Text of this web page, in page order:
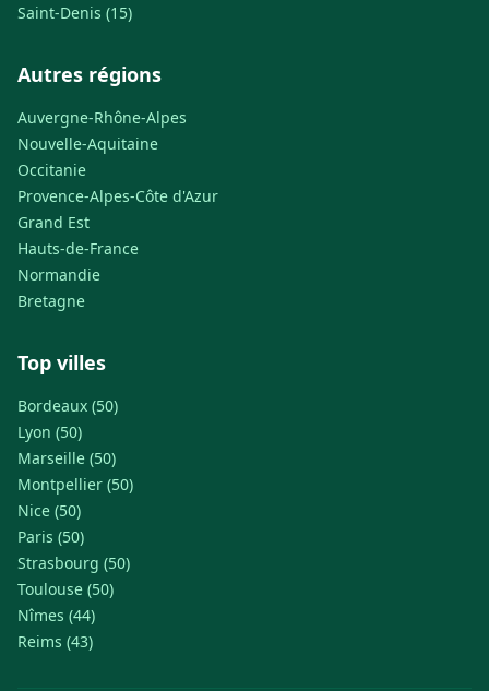
Saint-Denis (15)
Autres régions
Auvergne-Rhône-Alpes
Nouvelle-Aquitaine
Occitanie
Provence-Alpes-Côte d'Azur
Grand Est
Hauts-de-France
Normandie
Bretagne
Top villes
Bordeaux (50)
Lyon (50)
Marseille (50)
Montpellier (50)
Nice (50)
Paris (50)
Strasbourg (50)
Toulouse (50)
Nîmes (44)
Reims (43)